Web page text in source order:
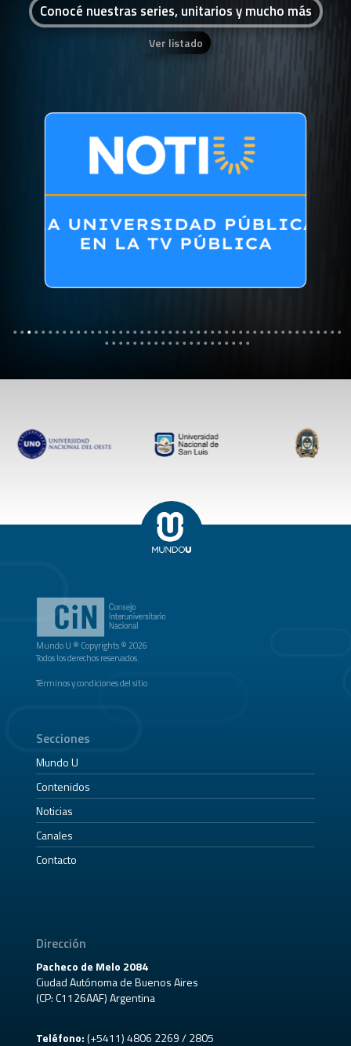
Conocé nuestras series, unitarios y mucho más
Ver listado
Mundo U ® Copyrights © 2026
Todos los derechos reservados.
Términos y condiciones del sitio
Secciones
Mundo U
Contenidos
Noticias
Canales
Contacto
Dirección
Pacheco de Melo 2084
Ciudad Autónoma de Buenos Aires
(CP: C1126AAF) Argentina
Teléfono:(+5411) 4806 2269 / 2805